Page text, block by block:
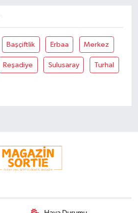
Başçiftlik Erbaa Merkez
Reşadiye Sulusaray Turhal